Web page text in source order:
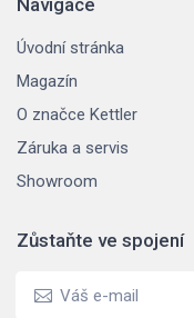
Úvodní stránka
Magazín
O značce Kettler
Záruka a servis
Showroom
Zůstaňte ve spojení